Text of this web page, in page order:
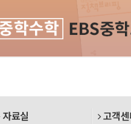
자료실 고객